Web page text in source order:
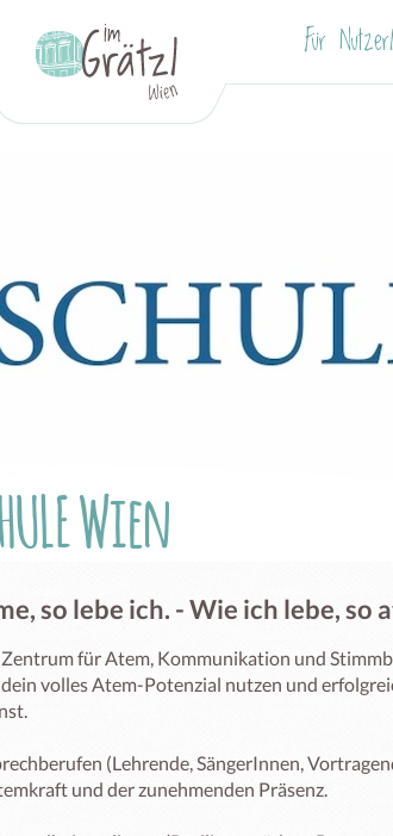
Für
Wien
so lebe ich. - Wie ich lebe, so
für Atem, Kommunikation und
volles Atem-Potenzial nutzen und
(Lehrende, SängerInnen,
und der zunehmenden Präsenz.